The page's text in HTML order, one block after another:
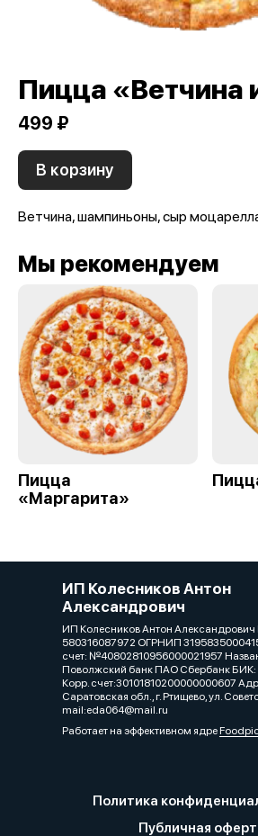
Пицца «Ветчина
499 ₽
В корзину
Ветчина, шампиньоны, сыр
Мы рекомендуем
Пицца
«Маргарита»
ИП Колесников Антон
Александрович
ИП Колесников Антон
580316087972 ОГРНИП
счет: №40802810956000021957
Поволжский банк ПАО Сбербанк БИК:
Корр. счет:30101810200000000607
Саратовская обл., г. Ртищево, ул.
mail:eda064@mail.ru
Работает на эффективном ядре
Политика
Публичная